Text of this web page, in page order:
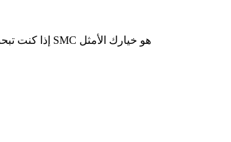
إذا كنت تبحث عن أداء قوي وسهل الاستخدام في العمليات الجراحية، فالمنشار الكهربائي المتذبذب من SMC هو خيارك الأمثل